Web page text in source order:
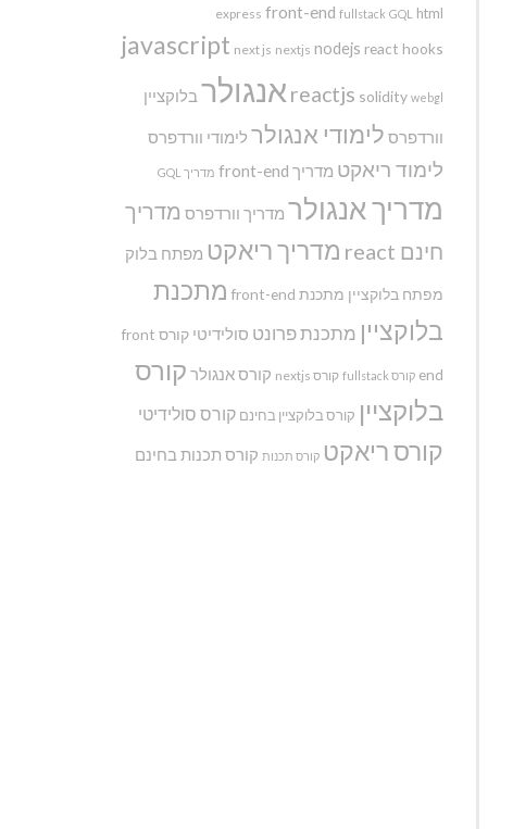
express front-end fullstack GQL html
javascript next js nextjs nodejs react hooks
reactjs solidity webgl אנגולר בלוקציין
וורדפרס לימודי אנגולר לימודי וורדפרס
לימוד ריאקט מדריך front-end מדריך GQL
מדריך אנגולר מדריך וורדפרס מדריך
חינם react
מדריך ריאקט מפתח בלוק
מפתח בלוקציין מתכנת front-end
מתכנת
בלוקציין מתכנת פרונט סולידיטי קורס front
end קורס fullstack קורס nextjs קורס אנגולר קורס
בלוקציין קורס בלוקציין בחינם קורס סולידיטי
קורס ריאקט קורס תכנות קורס תכנות בחינם